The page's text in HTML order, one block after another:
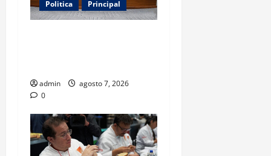
Politica Principal
admin
agosto 7, 2026
0